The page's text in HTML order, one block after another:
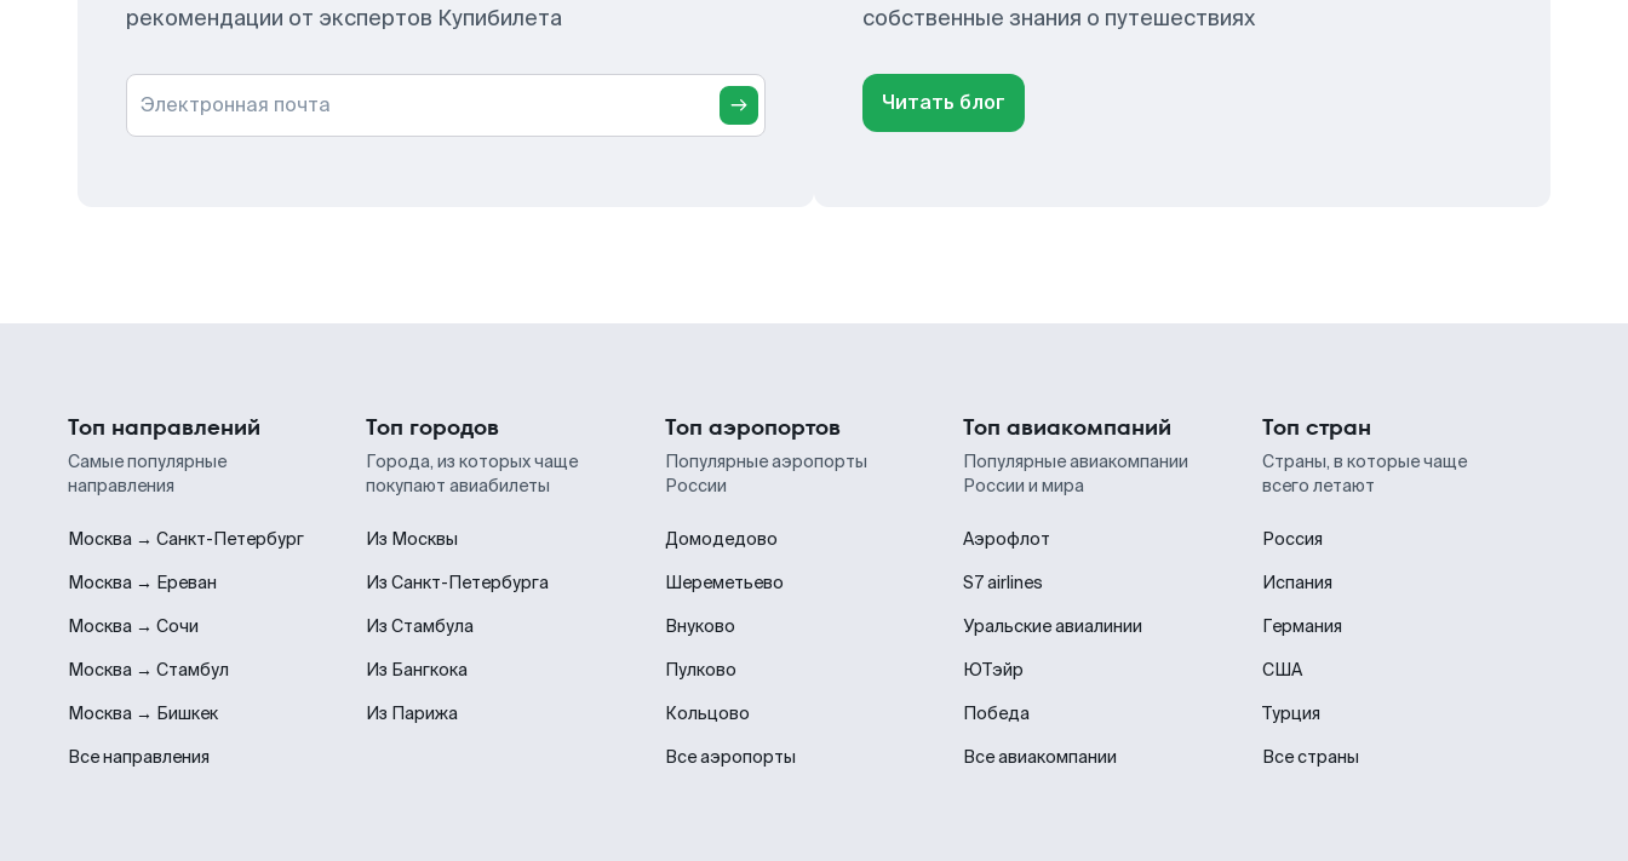
рекомендации от экспертов Купибилета
Электронная почта
собственные знания о путешествиях
Читать блог
Топ направлений
Самые популярные
направления
Москва → Санкт-Петербург
Москва → Ереван
Москва → Сочи
Москва → Стамбул
Москва → Бишкек
Все направления
Топ городов
Города, из которых чаще
покупают авиабилеты
Из Москвы
Из Санкт-Петербурга
Из Стамбула
Из Бангкока
Из Парижа
Топ аэропортов
Популярные аэропорты
России
Домодедово
Шереметьево
Внуково
Пулково
Кольцово
Все аэропорты
Топ авиакомпаний
Популярные авиакомпании
России и мира
Аэрофлот
S7 airlines
Уральские авиалинии
ЮТэйр
Победа
Все авиакомпании
Топ стран
Страны, в которые чаще
всего летают
Россия
Испания
Германия
США
Турция
Все страны